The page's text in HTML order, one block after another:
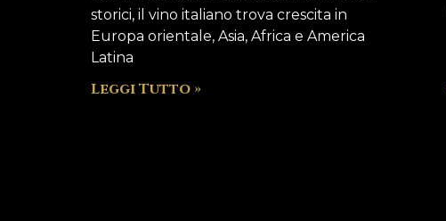
storici, il vino italiano trova crescita in
Europa orientale, Asia, Africa e America
Latina
Leggi Tutto »